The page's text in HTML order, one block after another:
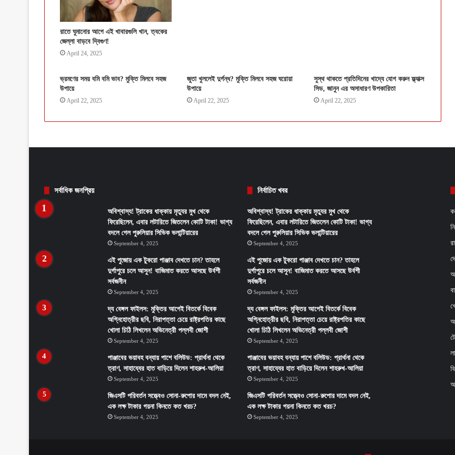
রাতে ঘুমানোর আগে এই খাবারগুলি খান, ত্বকের
জেল্লা বাড়বে দ্বিগুণ!
April 24, 2025
ভ্রমণের সময় বমি বমি ভাব? মুক্তি মিলবে সহজ
উপায়ে
April 22, 2025
জুতা খুললেই দুর্গন্ধ? মুক্তি মিলবে সহজ ঘরোয়া
উপায়ে
April 22, 2025
সুস্থ থাকতে প্রতিদিনের খাদ্যে যোগ করুন ফ্ল্যাক্স
সিড, জানুন এর অসাধারণ উপকারিতা
April 22, 2025
সর্বাধিক জনপ্রিয়
অবিশ্বাস্য! ট্রাকের ধাক্কায় মৃত্যুর মুখ থেকে
ফিরেছিলেন, এবার লটারিতে জিতলেন কোটি টাকা! ভাগ্য
বদলে গেল পুরুলিয়ার সিভিক ভলান্টিয়ারের
September 4, 2025
এই পুজোয় এক টুকরো পাঞ্জাব দেখতে চান? তাহলে
দুর্গাপুরে চলে আসুন! বাজিমাত করতে আসছে উর্বশী
সর্বজনীন
September 4, 2025
দ্য বেঙ্গল ফাইলস: মুক্তির আগেই বিতর্কে বিবেক
অগ্নিহোত্রীর ছবি, নিরাপত্তা চেয়ে রাষ্ট্রপতির কাছে
খোলা চিঠি লিখলেন অভিনেত্রী পল্লবী জোশী
September 4, 2025
পাঞ্জাবের ভয়াবহ বন্যায় পাশে বলিউড: প্রার্থনা থেকে
ত্রাণ, সাহায্যের হাত বাড়িয়ে দিলেন শাহরুখ-আলিয়া
September 4, 2025
জিএসটি পরিবর্তন সত্ত্বেও সোনা-রুপোর দামে বদল নেই,
এক লক্ষ টাকার গয়না কিনতে কত খরচ?
September 4, 2025
নির্বাচিত খবর
অবিশ্বাস্য! ট্রাকের ধাক্কায় মৃত্যুর মুখ থেকে
ফিরেছিলেন, এবার লটারিতে জিতলেন কোটি টাকা! ভাগ্য
বদলে গেল পুরুলিয়ার সিভিক ভলান্টিয়ারের
September 4, 2025
এই পুজোয় এক টুকরো পাঞ্জাব দেখতে চান? তাহলে
দুর্গাপুরে চলে আসুন! বাজিমাত করতে আসছে উর্বশী
সর্বজনীন
September 4, 2025
দ্য বেঙ্গল ফাইলস: মুক্তির আগেই বিতর্কে বিবেক
অগ্নিহোত্রীর ছবি, নিরাপত্তা চেয়ে রাষ্ট্রপতির কাছে
খোলা চিঠি লিখলেন অভিনেত্রী পল্লবী জোশী
September 4, 2025
পাঞ্জাবের ভয়াবহ বন্যায় পাশে বলিউড: প্রার্থনা থেকে
ত্রাণ, সাহায্যের হাত বাড়িয়ে দিলেন শাহরুখ-আলিয়া
September 4, 2025
জিএসটি পরিবর্তন সত্ত্বেও সোনা-রুপোর দামে বদল নেই,
এক লক্ষ টাকার গয়না কিনতে কত খরচ?
September 4, 2025